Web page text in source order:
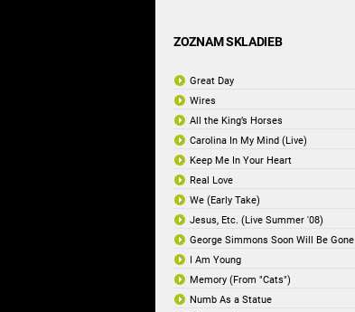
ZOZNAM SKLADIEB
Great Day
Wires
All the King’s Horses
Carolina In My Mind (Live)
Keep Me In Your Heart
Real Love
We (Early Take)
Jesus, Etc. (Live Summer '08)
George Simmons Soon Will Be Gone
I Am Young
Memory (From "Cats")
Numb As a Statue